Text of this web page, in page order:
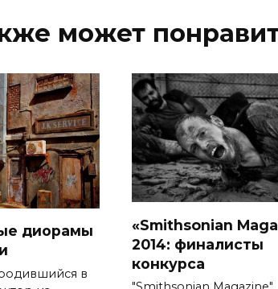
может
диорамы
в
«Smithsonian
2014: финалисты
конкурса